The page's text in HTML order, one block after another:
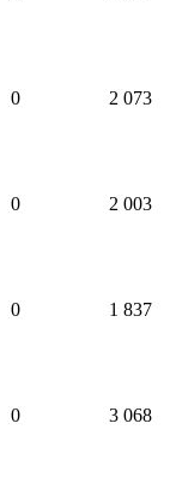
0 2 073
0 2 003
0 1 837
0 3 068